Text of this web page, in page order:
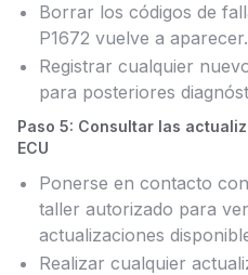
Borrar los códigos de
P1672 vuelve a aparecer.
Registrar cualquier
para posteriores
Paso 5: Consultar las
ECU
Ponerse en contacto
taller autorizado para
actualizaciones
Realizar cualquier